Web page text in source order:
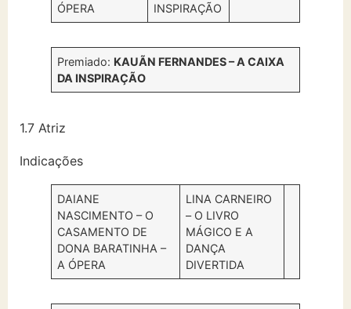
ÓPERA
INSPIRAÇÃO
Premiado: KAUÃN FERNANDES – A CAIXA
DA INSPIRAÇÃO
1.7 Atriz
Indicações
DAIANE
NASCIMENTO – O
CASAMENTO DE
DONA BARATINHA –
A ÓPERA
LINA CARNEIRO
– O LIVRO
MÁGICO E A
DANÇA
DIVERTIDA